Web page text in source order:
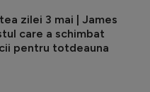
zilei 3 mai | James
care a schimbat
pentru totdeauna